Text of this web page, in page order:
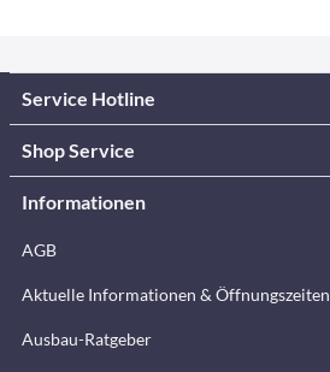
Service Hotline
Shop Service
Informationen
AGB
Aktuelle Informationen & Öffnungszeiten
Ausbau-Ratgeber